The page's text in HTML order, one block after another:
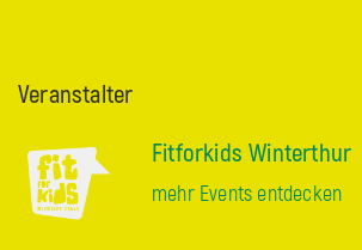
Veranstalter
Fitforkids Winterthur
mehr Events entdecken